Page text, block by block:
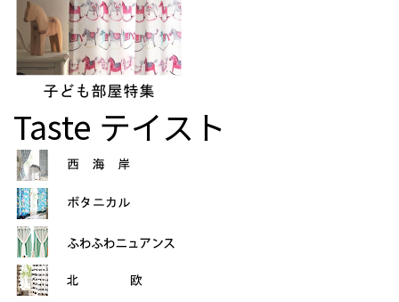
Taste テイスト